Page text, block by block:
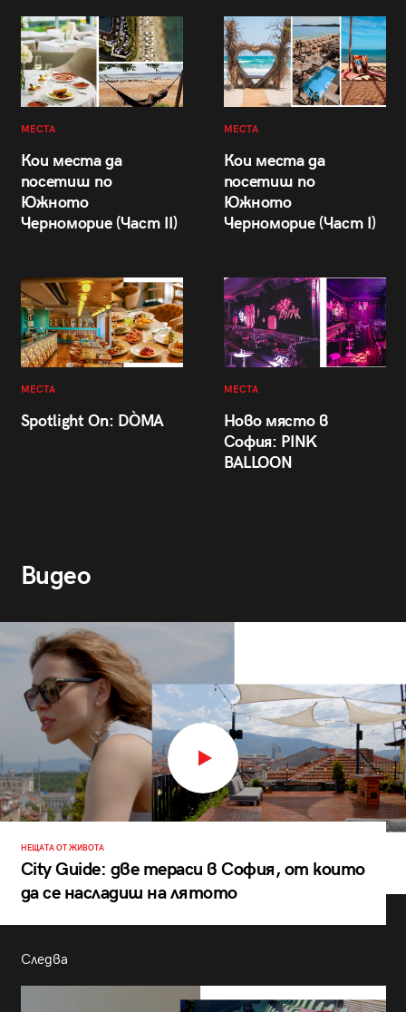
МЕСТА
Кои места да
посетиш по
Южното
Черноморие (Част II)
МЕСТА
Кои места да
посетиш по
Южното
Черноморие (Част I)
МЕСТА
Spotlight On: DÒMA
МЕСТА
Ново място в
София: PINK
BALLOON
Видео
НЕЩАТА ОТ ЖИВОТА
City Guide: две тераси в София, от които
да се насладиш на лятото
Следва